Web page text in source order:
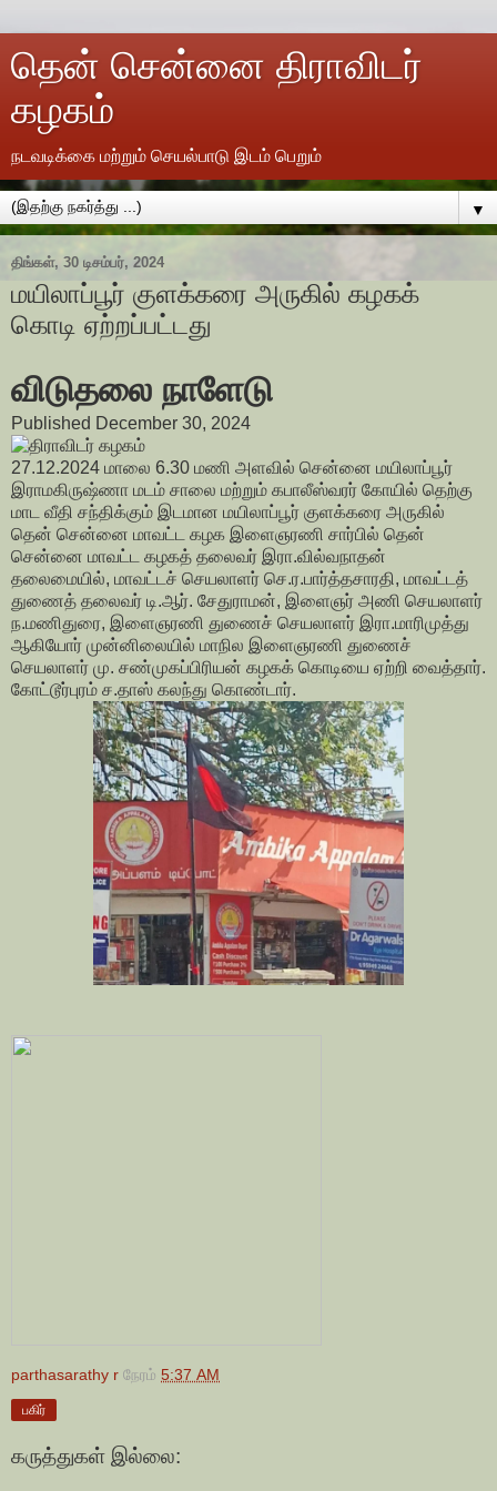
தென் சென்னை திராவிடர்
கழகம்
நடவடிக்கை மற்றும் செயல்பாடு இடம் பெறும்
▼
திங்கள், 30 டிசம்பர், 2024
மயிலாப்பூர் குளக்கரை அருகில் கழகக்
கொடி ஏற்றப்பட்டது
விடுதலை நாளேடு
Published December 30, 2024
27.12.2024 மாலை 6.30 மணி அளவில் சென்னை மயிலாப்பூர்
இராமகிருஷ்ணா மடம் சாலை மற்றும் கபாலீஸ்வரர் கோயில் தெற்கு
மாட வீதி சந்திக்கும் இடமான மயிலாப்பூர் குளக்கரை அருகில்
தென் சென்னை மாவட்ட கழக இளைஞரணி சார்பில் தென்
சென்னை மாவட்ட கழகத் தலைவர் இரா.வில்வநாதன்
தலைமையில், மாவட்டச் செயலாளர் செ.ர.பார்த்தசாரதி, மாவட்டத்
துணைத் தலைவர் டி.ஆர். சேதுராமன், இளைஞர் அணி செயலாளர்
ந.மணிதுரை, இளைஞரணி துணைச் செயலாளர் இரா.மாரிமுத்து
ஆகியோர் முன்னிலையில் மாநில இளைஞரணி துணைச்
செயலாளர் மு. சண்முகப்பிரியன் கழகக் கொடியை ஏற்றி வைத்தார்.
கோட்டூர்புரம் ச.தாஸ் கலந்து கொண்டார்.
parthasarathy r நேரம் 5:37 AM
பகிர்
கருத்துகள் இல்லை: